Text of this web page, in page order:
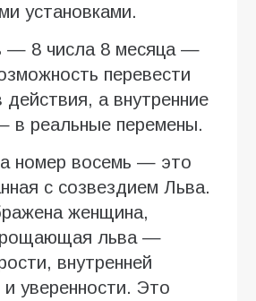
установками.
— 8 числа 8 месяца —
перевести
действия, а внутренние
в реальные перемены.
номер восемь — это
с созвездием Льва.
женщина,
льва —
внутренней
уверенности. Это